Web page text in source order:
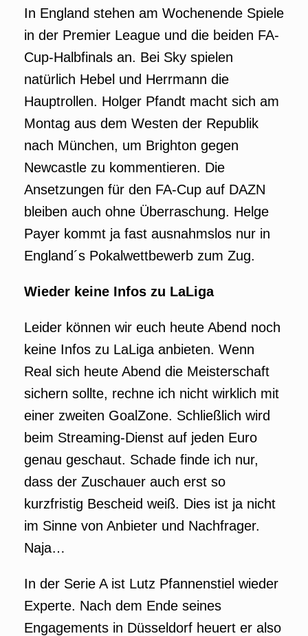
In England stehen am Wochenende Spiele
in der Premier League und die beiden FA-
Cup-Halbfinals an. Bei Sky spielen
natürlich Hebel und Herrmann die
Hauptrollen. Holger Pfandt macht sich am
Montag aus dem Westen der Republik
nach München, um Brighton gegen
Newcastle zu kommentieren. Die
Ansetzungen für den FA-Cup auf DAZN
bleiben auch ohne Überraschung. Helge
Payer kommt ja fast ausnahmslos nur in
England´s Pokalwettbewerb zum Zug.
Wieder keine Infos zu LaLiga
Leider können wir euch heute Abend noch
keine Infos zu LaLiga anbieten. Wenn
Real sich heute Abend die Meisterschaft
sichern sollte, rechne ich nicht wirklich mit
einer zweiten GoalZone. Schließlich wird
beim Streaming-Dienst auf jeden Euro
genau geschaut. Schade finde ich nur,
dass der Zuschauer auch erst so
kurzfristig Bescheid weiß. Dies ist ja nicht
im Sinne von Anbieter und Nachfrager.
Naja…
In der Serie A ist Lutz Pfannenstiel wieder
Experte. Nach dem Ende seines
Engagements in Düsseldorf heuert er also